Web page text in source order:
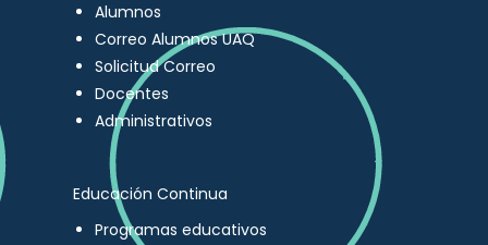
Alumnos
Correo Alumnos UAQ
Solicitud Correo
Docentes
Administrativos
Educación Continua
Programas educativos